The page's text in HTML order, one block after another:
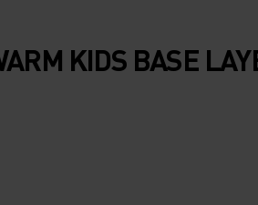
KIDS BASE